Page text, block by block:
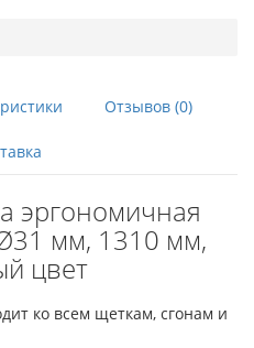
Отзывов (0)
эргономичная
мм, 1310 мм,
цвет
ко всем щеткам, сгонам и